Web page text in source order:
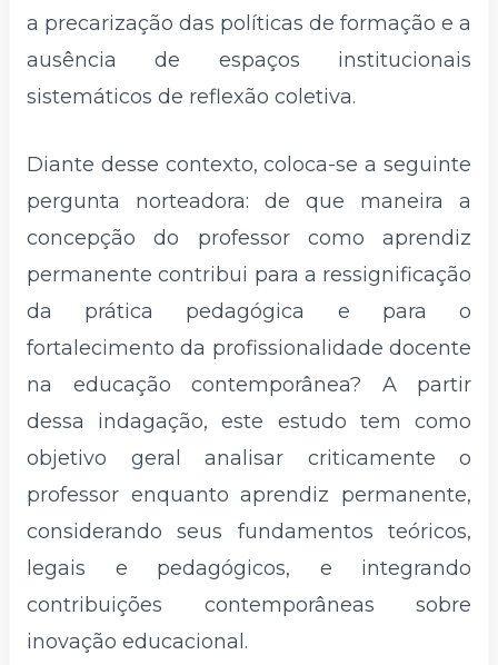
a precarização das políticas de formação e a
ausência de espaços institucionais
sistemáticos de reflexão coletiva.
Diante desse contexto, coloca-se a seguinte
pergunta norteadora: de que maneira a
concepção do professor como aprendiz
permanente contribui para a ressignificação
da prática pedagógica e para o
fortalecimento da profissionalidade docente
na educação contemporânea? A partir
dessa indagação, este estudo tem como
objetivo geral analisar criticamente o
professor enquanto aprendiz permanente,
considerando seus fundamentos teóricos,
legais e pedagógicos, e integrando
contribuições contemporâneas sobre
inovação educacional.